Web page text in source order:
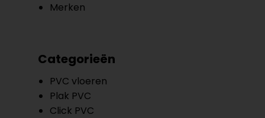
Merken
Categorieën
PVC vloeren
Plak PVC
Click PVC